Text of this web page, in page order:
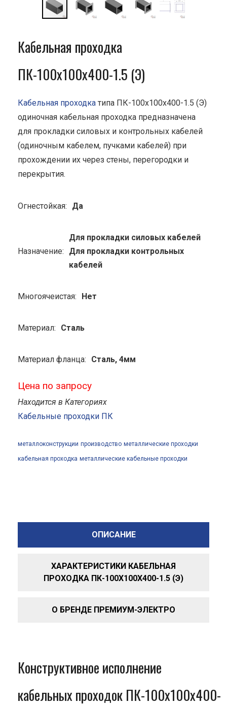
Кабельная проходка
ПК-100х100х400-1.5 (Э)
Кабельная проходка типа ПК-100х100х400-1.5 (Э)
одиночная кабельная проходка предназначена
для прокладки силовых и контрольных кабелей
(одиночным кабелем, пучками кабелей) при
прохождении их через стены, перегородки и
перекрытия.
Огнестойкая: Да
Назначение:
Для прокладки силовых кабелей
Для прокладки контрольных
кабелей
Многоячеистая: Нет
Материал: Сталь
Материал фланца: Сталь, 4мм
Цена по запросу
Находится в Категориях
Кабельные проходки ПК
металлоконструкции производство металлические проходки
кабельная проходка металлические кабельные проходки
ОПИСАНИЕ
ХАРАКТЕРИСТИКИ КАБЕЛЬНАЯ
ПРОХОДКА ПК-100Х100Х400-1.5 (Э)
О БРЕНДЕ ПРЕМИУМ-ЭЛЕКТРО
Конструктивное исполнение
кабельных проходок ПК-100х100х400-